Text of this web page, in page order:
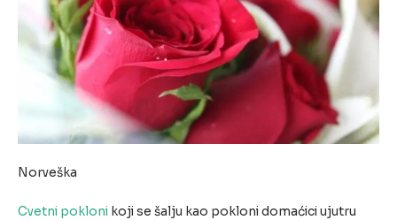
Norveška
Cvetni pokloni koji se šalju kao pokloni domaćici ujutru